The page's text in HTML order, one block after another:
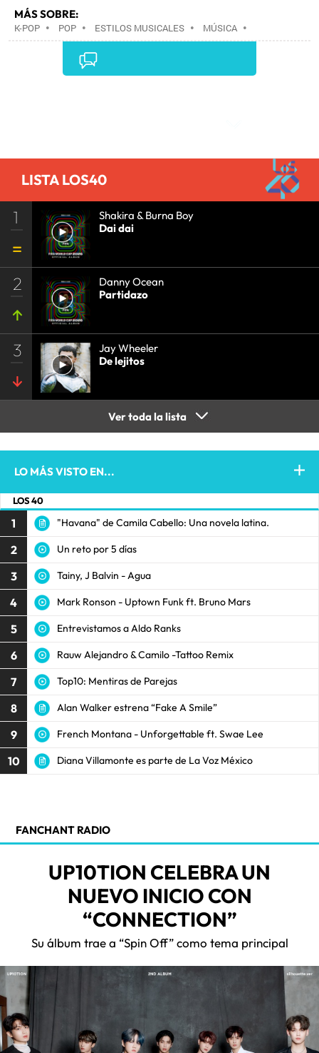
MÁS SOBRE:
K-POP • POP • ESTILOS MUSICALES • MÚSICA •
LISTA LOS40
1
Shakira & Burna Boy
Dai dai
2
Danny Ocean
Partidazo
3
Jay Wheeler
De lejitos
Ver toda la lista
LO MÁS VISTO EN...
LOS 40
1 "Havana" de Camila Cabello: Una novela latina.
2 Un reto por 5 días
3 Tainy, J Balvin - Agua
4 Mark Ronson - Uptown Funk ft. Bruno Mars
5 Entrevistamos a Aldo Ranks
6 Rauw Alejandro & Camilo -Tattoo Remix
7 Top10: Mentiras de Parejas
8 Alan Walker estrena “Fake A Smile”
9 French Montana - Unforgettable ft. Swae Lee
10 Diana Villamonte es parte de La Voz México
FANCHANT RADIO
UP10TION CELEBRA UN
NUEVO INICIO CON
“CONNECTION”
Su álbum trae a “Spin Off” como tema principal